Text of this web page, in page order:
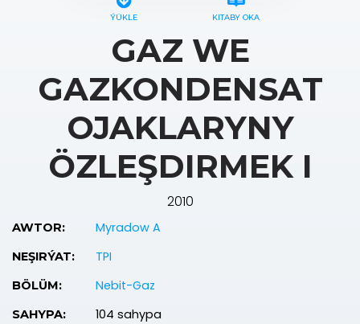
ÝÜKLE KITABY OKA
GAZ WE
GAZKONDENSAT
OJAKLARYNY
ÖZLEŞDIRMEK I
2010
AWTOR: Myradow A
NEŞIRÝAT: TPI
BÖLÜM: Nebit-Gaz
SAHYPA: 104 sahypa